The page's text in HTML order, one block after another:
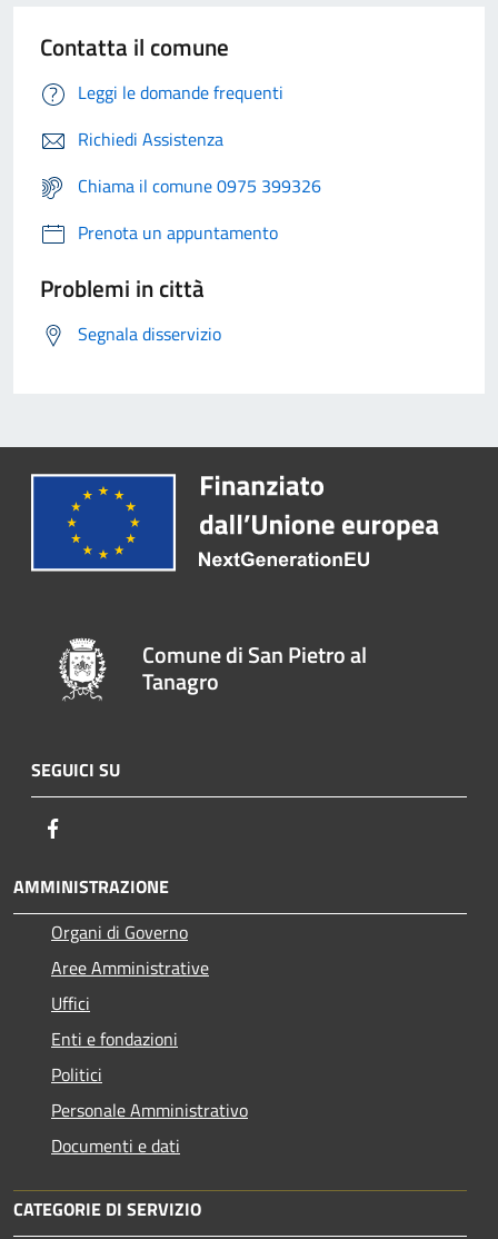
Contatta il comune
Leggi le domande frequenti
Richiedi Assistenza
Chiama il comune 0975 399326
Prenota un appuntamento
Problemi in città
Segnala disservizio
Comune di San Pietro al
Tanagro
SEGUICI SU
AMMINISTRAZIONE
Organi di Governo
Aree Amministrative
Uffici
Enti e fondazioni
Politici
Personale Amministrativo
Documenti e dati
CATEGORIE DI SERVIZIO